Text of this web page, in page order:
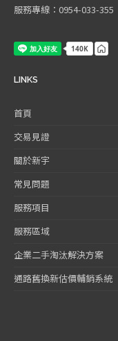
服務專線：0954-033-355
LINKS
首頁
交易見證
關於新宇
常見問題
服務項目
服務區域
企業二手淘汰解決方案
通路舊換新估價輔銷系統